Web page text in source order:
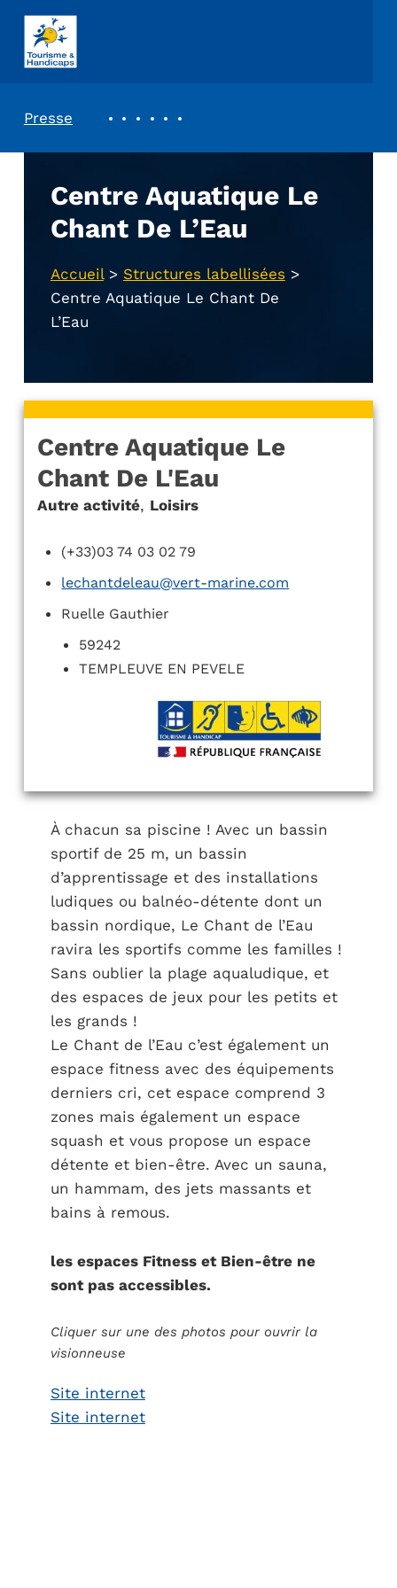
ASSOCIATION TOURISME ET HANDICAPS
Presse
Centre Aquatique Le
Chant De L’Eau
Accueil> Structures labellisées >
Centre Aquatique Le Chant De
L’Eau
Centre Aquatique Le
Chant De L'Eau
Autre activité, Loisirs
(+33)03 74 03 02 79
lechantdeleau@vert-marine.com
Ruelle Gauthier
59242
TEMPLEUVE EN PEVELE
À chacun sa piscine ! Avec un bassin
sportif de 25 m, un bassin
d’apprentissage et des installations
ludiques ou balnéo-détente dont un
bassin nordique, Le Chant de l’Eau
ravira les sportifs comme les familles !
Sans oublier la plage aqualudique, et
des espaces de jeux pour les petits et
les grands !
Le Chant de l’Eau c’est également un
espace fitness avec des équipements
derniers cri, cet espace comprend 3
zones mais également un espace
squash et vous propose un espace
détente et bien-être. Avec un sauna,
un hammam, des jets massants et
bains à remous.
les espaces Fitness et Bien-être ne
sont pas accessibles.
Cliquer sur une des photos pour ouvrir la
visionneuse
Site internet
Site internet